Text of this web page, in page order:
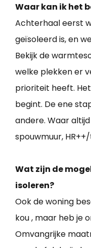
Waar kan ik het
Achterhaal eerst
geïsoleerd is, en
Bekijk de
welke plekken er
prioriteit heeft.
begint. De ene
andere. Waar
spouwmuur,
Wat zijn de
isoleren?
Ook de woning
kou , maar heb je
Omvangrijke